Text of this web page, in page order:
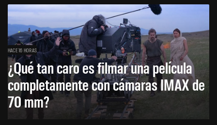
HACE 16 HORAS
¿Qué tan caro es filmar una película
completamente con cámaras IMAX de
70 mm?